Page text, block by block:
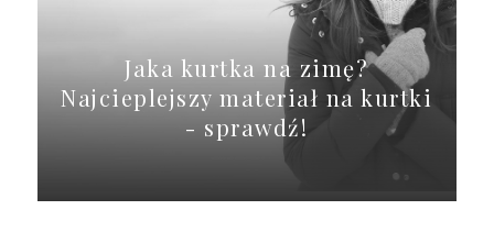
Jaka kurtka na zimę?
Najcieplejszy materiał na kurtki
- sprawdź!